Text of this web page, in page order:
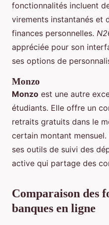
fonctionnalités incluent
virements instantanés et
finances personnelles.
appréciée pour son
ses options de
Monzo
Monzo est une autre
étudiants. Elle offre un
retraits gratuits dans le
certain montant mensuel.
ses outils de suivi des
active qui partage des
Comparaison des
banques en ligne